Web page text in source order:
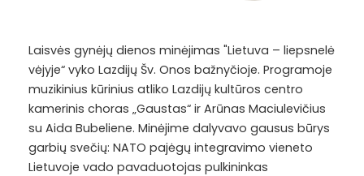
Laisvės gynėjų dienos minėjimas "Lietuva – liepsnelė
vėjyje“ vyko Lazdijų Šv. Onos bažnyčioje. Programoje
muzikinius kūrinius atliko Lazdijų kultūros centro
kamerinis choras „Gaustas“ ir Arūnas Maciulevičius
su Aida Bubeliene. Minėjime dalyvavo gausus būrys
garbių svečių: NATO pajėgų integravimo vieneto
Lietuvoje vado pavaduotojas pulkininkas